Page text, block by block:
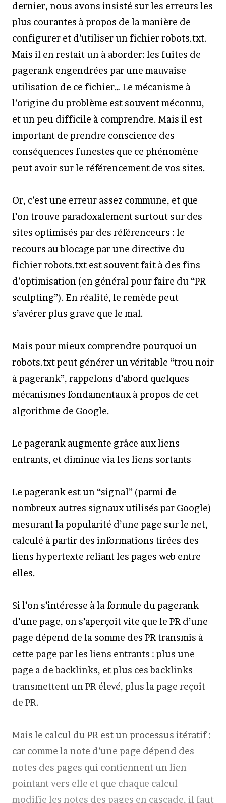
dernier, nous avons insisté sur les erreurs les
plus courantes à propos de la manière de
configurer et d’utiliser un fichier robots.txt.
Mais il en restait un à aborder: les fuites de
pagerank engendrées par une mauvaise
utilisation de ce fichier… Le mécanisme à
l’origine du problème est souvent méconnu,
et un peu difficile à comprendre. Mais il est
important de prendre conscience des
conséquences funestes que ce phénomène
peut avoir sur le référencement de vos sites.
Or, c’est une erreur assez commune, et que
l’on trouve paradoxalement surtout sur des
sites optimisés par des référenceurs : le
recours au blocage par une directive du
fichier robots.txt est souvent fait à des fins
d’optimisation (en général pour faire du “PR
sculpting”). En réalité, le remède peut
s’avérer plus grave que le mal.
Mais pour mieux comprendre pourquoi un
robots.txt peut générer un véritable “trou noir
à pagerank”, rappelons d’abord quelques
mécanismes fondamentaux à propos de cet
algorithme de Google.
Le pagerank augmente grâce aux liens
entrants, et diminue via les liens sortants
Le pagerank est un “signal” (parmi de
nombreux autres signaux utilisés par Google)
mesurant la popularité d’une page sur le net,
calculé à partir des informations tirées des
liens hypertexte reliant les pages web entre
elles.
Si l’on s’intéresse à la formule du pagerank
d’une page, on s’aperçoit vite que le PR d’une
page dépend de la somme des PR transmis à
cette page par les liens entrants : plus une
page a de backlinks, et plus ces backlinks
transmettent un PR élevé, plus la page reçoit
de PR.
Mais le calcul du PR est un processus itératif :
car comme la note d’une page dépend des
notes des pages qui contiennent un lien
pointant vers elle et que chaque calcul
modifie les notes des pages en cascade, il faut